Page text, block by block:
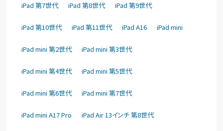
iPad 第7世代 iPad 第8世代 iPad 第9世代
iPad 第10世代 iPad 第11世代 iPad A16 iPad mini
iPad mini 第2世代 iPad mini 第3世代
iPad mini 第4世代 iPad mini 第5世代
iPad mini 第6世代 iPad mini 第7世代
iPad mini A17 Pro iPad Air 13インチ 第8世代